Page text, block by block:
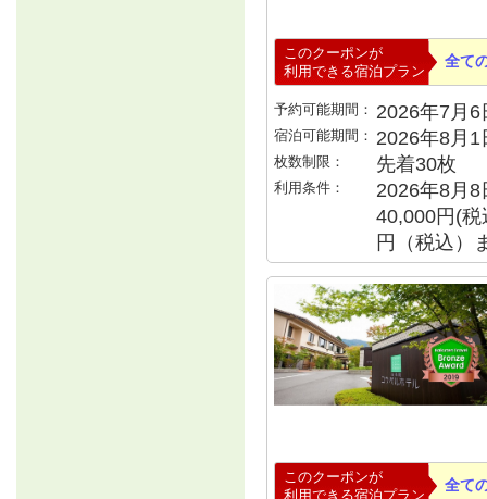
このクーポンが
利用できる宿泊プラン
全て
予約可能期間： 2026年7月
宿泊可能期間： 2026年8月
枚数制限： 先着30枚
利用条件：
2026年8月
40,000円(
円（税込）
このクーポンが
利用できる宿泊プラン
全て